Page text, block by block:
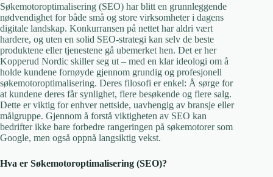
Søkemotoroptimalisering (SEO) har blitt en grunnleggende
nødvendighet for både små og store virksomheter i dagens
digitale landskap. Konkurransen på nettet har aldri vært
hardere, og uten en solid SEO-strategi kan selv de beste
produktene eller tjenestene gå ubemerket hen. Det er her
Kopperud Nordic skiller seg ut – med en klar ideologi om å
holde kundene fornøyde gjennom grundig og profesjonell
søkemotoroptimalisering. Deres filosofi er enkel: Å sørge for
at kundene deres får synlighet, flere besøkende og flere salg.
Dette er viktig for enhver nettside, uavhengig av bransje eller
målgruppe. Gjennom å forstå viktigheten av SEO kan
bedrifter ikke bare forbedre rangeringen på søkemotorer som
Google, men også oppnå langsiktig vekst.
Hva er Søkemotoroptimalisering (SEO)?